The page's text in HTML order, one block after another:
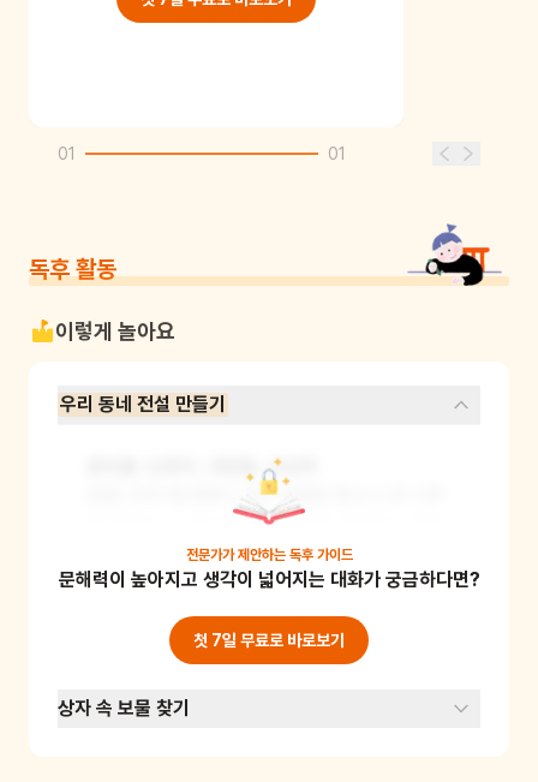
01 01
독후 활동
이렇게 놀아요
우리 동네 전설 만들기
준비물: 도화지, 색연필, 상상력
방법: 우리 동네에서 가장 유명한 장소나 큰 나무
를 골라요. 그 장소에 어떤 신비한 요정이나 할머
니가 살고 있는지 이야기를 지어보고 그림으로 그
려보세요. 익숙한 공간을 새로운 시각으로 바라보
는 연습이에요. 즉, 우리 동네를 더 소중하게 생각
하고 아끼는 마음을 갖게 됩니다.
전문가가 제안하는 독후 가이드
문해력이 높아지고 생각이 넓어지는 대화가 궁금하다면?
첫 7일 무료로 바로보기
상자 속 보물 찾기